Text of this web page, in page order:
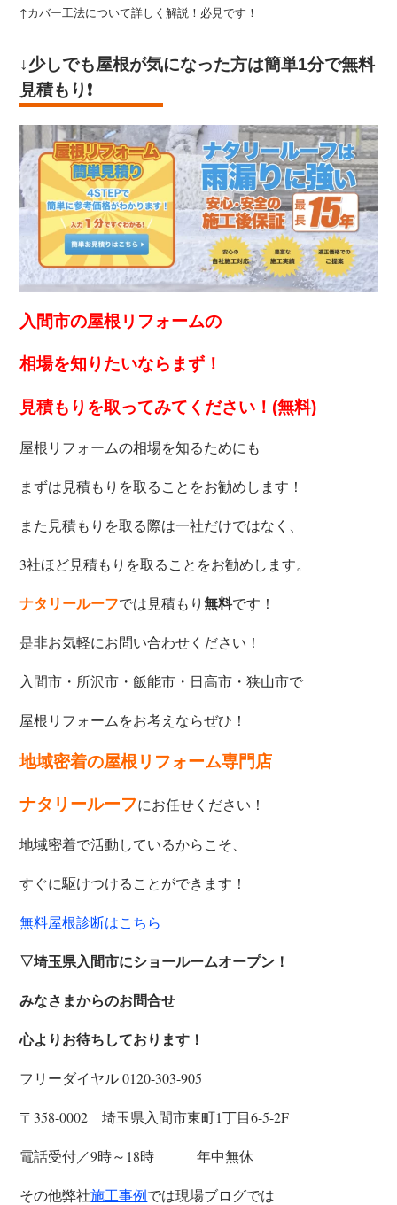
↑カバー工法について詳しく解説！必見です！
↓少しでも屋根が気になった方は簡単1分で無料
見積もり ❗️
入間市の屋根リフォームの
相場を知りたいなら まず！
見積もりを取ってみてください！(無料)
屋根リフォームの相場を知るためにも
まずは見積もりを取ることをお勧めします！
また見積もりを取る際は一社だけではなく、
3社ほど見積もりを取ることをお勧めします。
ナタリールーフでは見積もり無料です！
是非お気軽にお問い合わせください！
入間市・所沢市・飯能市・日高市・狭山市で
屋根リフォームをお考えならぜひ！
地域密着の屋根リフォーム専門店
ナタリールーフにお任せください！
地域密着で活動しているからこそ、
すぐに駆けつけることができます！
無料屋根診断はこちら
▽埼玉県入間市にショールームオープン！
みなさまからのお問合せ
心よりお待ちしております！
フリーダイヤル 0120-303-905
〒358-0002 埼玉県入間市東町1丁目6-5-2F
電話受付／9時～18時 年中無休
その他弊社施工事例 では現場ブログでは